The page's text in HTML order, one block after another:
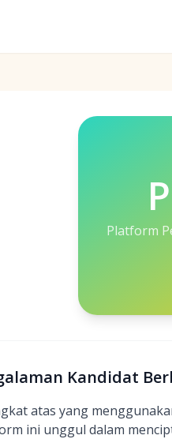
Platform
Kandidat
atas yang
ini unggul dalam